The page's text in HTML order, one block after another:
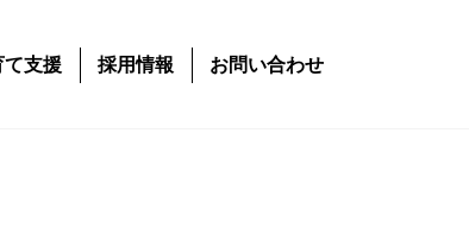
て支援 採用情報 お問い合わせ